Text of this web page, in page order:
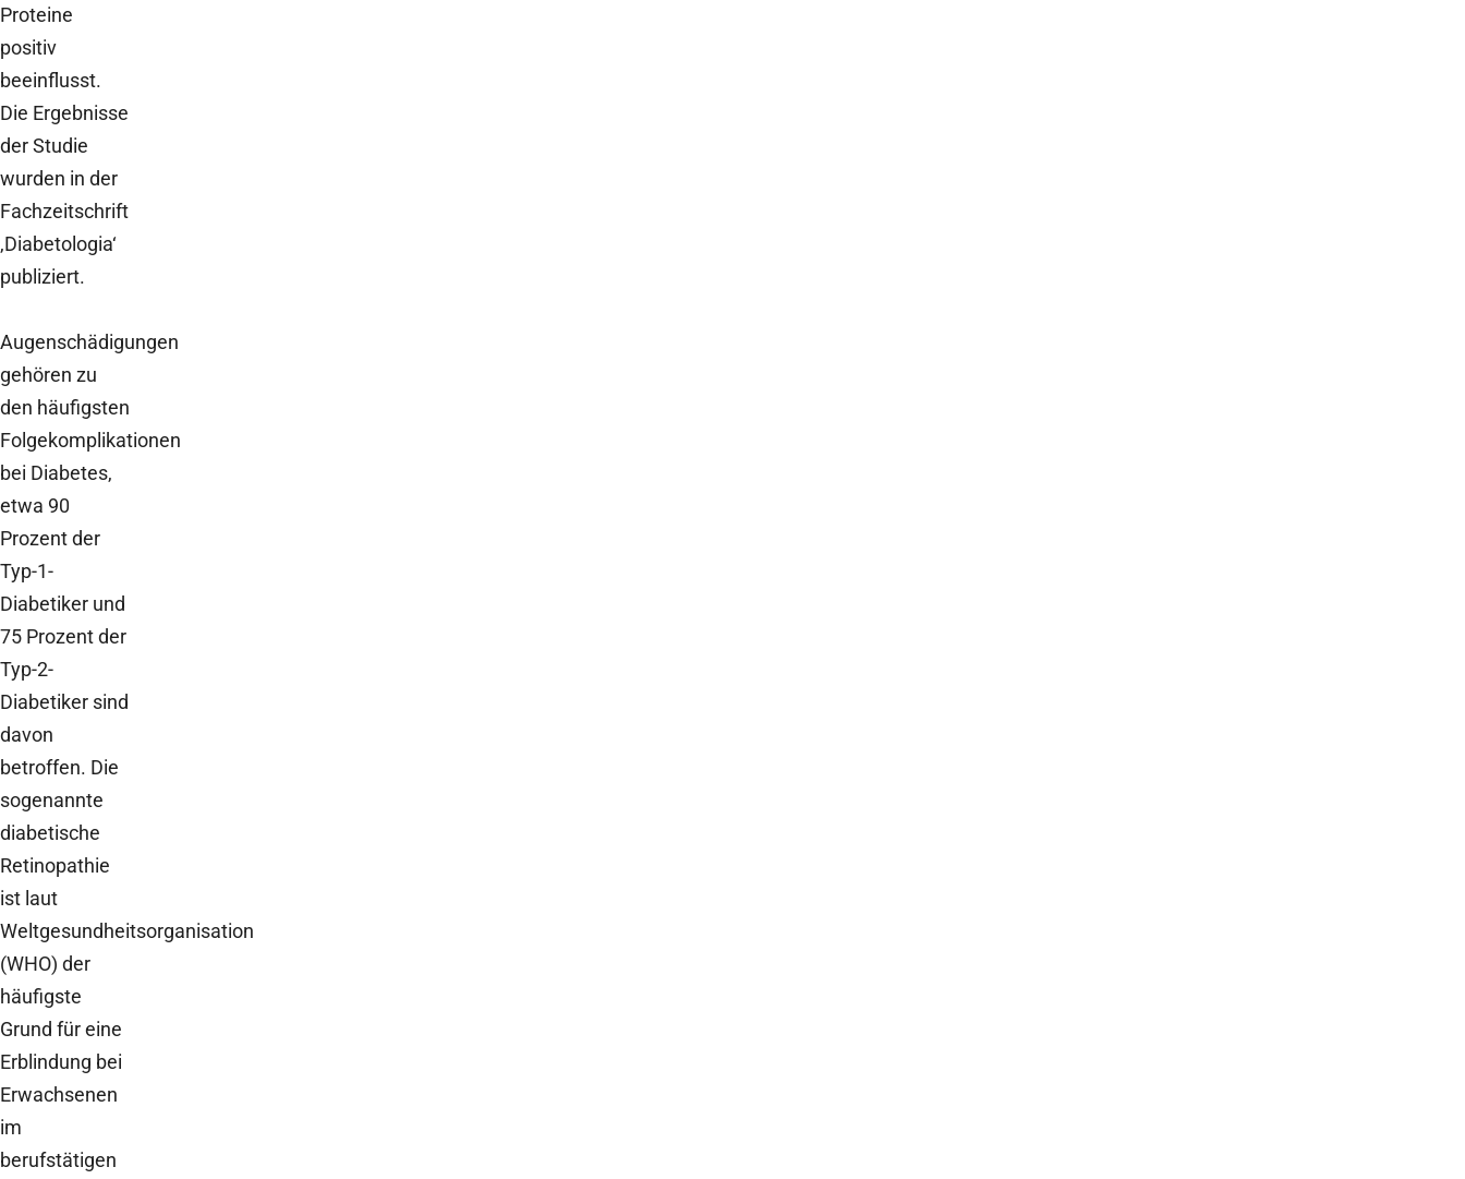
Proteine
positiv
beeinflusst.
Die Ergebnisse
der Studie
wurden in der
Fachzeitschrift
‚Diabetologia‘
publiziert.
Augenschädigungen
gehören zu
den häufigsten
Folgekomplikationen
bei Diabetes,
etwa 90
Prozent der
Typ-1-
Diabetiker und
75 Prozent der
Typ-2-
Diabetiker sind
davon
betroffen. Die
sogenannte
diabetische
Retinopathie
ist laut
Weltgesundheitsorganisation
(WHO) der
häufigste
Grund für eine
Erblindung bei
Erwachsenen
im
berufstätigen